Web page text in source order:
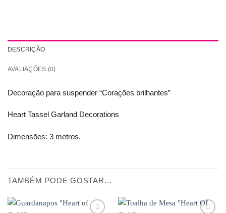
DESCRIÇÃO
AVALIAÇÕES (0)
Decoração para suspender “Corações brilhantes”
Heart Tassel Garland Decorations
Dimensões: 3 metros.
TAMBÉM PODE GOSTAR…